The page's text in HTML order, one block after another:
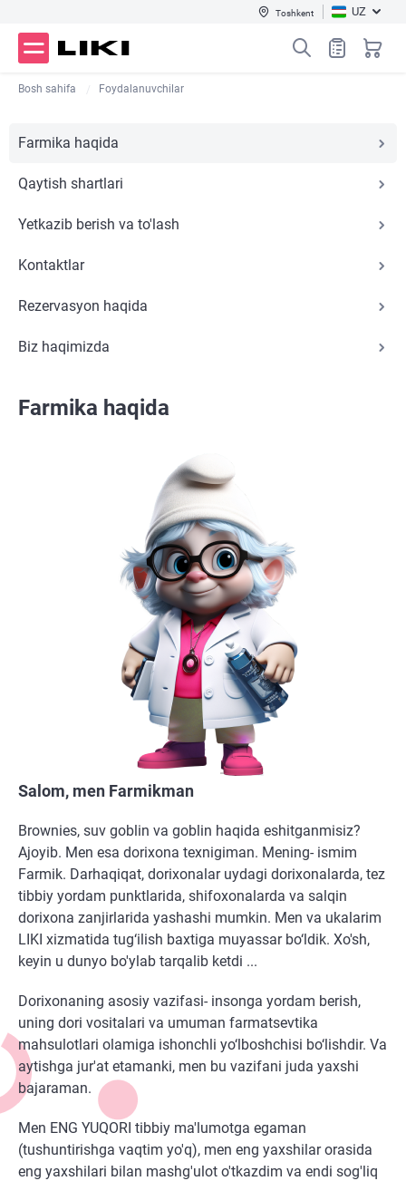
Toshkent UZ
Bosh sahifa Foydalanuvchilar
Farmika haqida
Qaytish shartlari
Yetkazib berish va to'lash
Kontaktlar
Rezervasyon haqida
Biz haqimizda
Farmika haqida
Salom, men Farmikman
Brownies, suv goblin va goblin haqida eshitganmisiz?
Ajoyib. Men esa dorixona texnigiman. Mening- ismim
Farmik. Darhaqiqat, dorixonalar uydagi dorixonalarda, tez
tibbiy yordam punktlarida, shifoxonalarda va salqin
dorixona zanjirlarida yashashi mumkin. Men va ukalarim
LIKI xizmatida tug‘ilish baxtiga muyassar bo‘ldik. Xo'sh,
keyin u dunyo bo'ylab tarqalib ketdi ...
Dorixonaning asosiy vazifasi- insonga yordam berish,
uning dori vositalari va umuman farmatsevtika
mahsulotlari olamiga ishonchli yo‘lboshchisi bo‘lishdir. Va
aytishga jur'at etamanki, men bu vazifani juda yaxshi
bajaraman.
Men ENG YUQORI tibbiy ma'lumotga egaman
(tushuntirishga vaqtim yo'q), men eng yaxshilar orasida
eng yaxshilari bilan mashg'ulot o'tkazdim va endi sog'liq